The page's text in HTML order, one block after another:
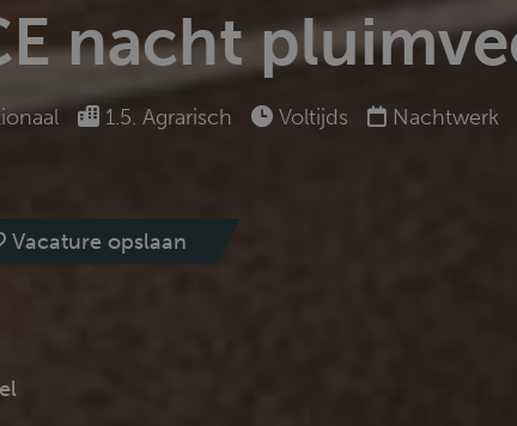
nacht
1.5. Agrarisch Voltijds Nachtwerk
Vacature opslaan